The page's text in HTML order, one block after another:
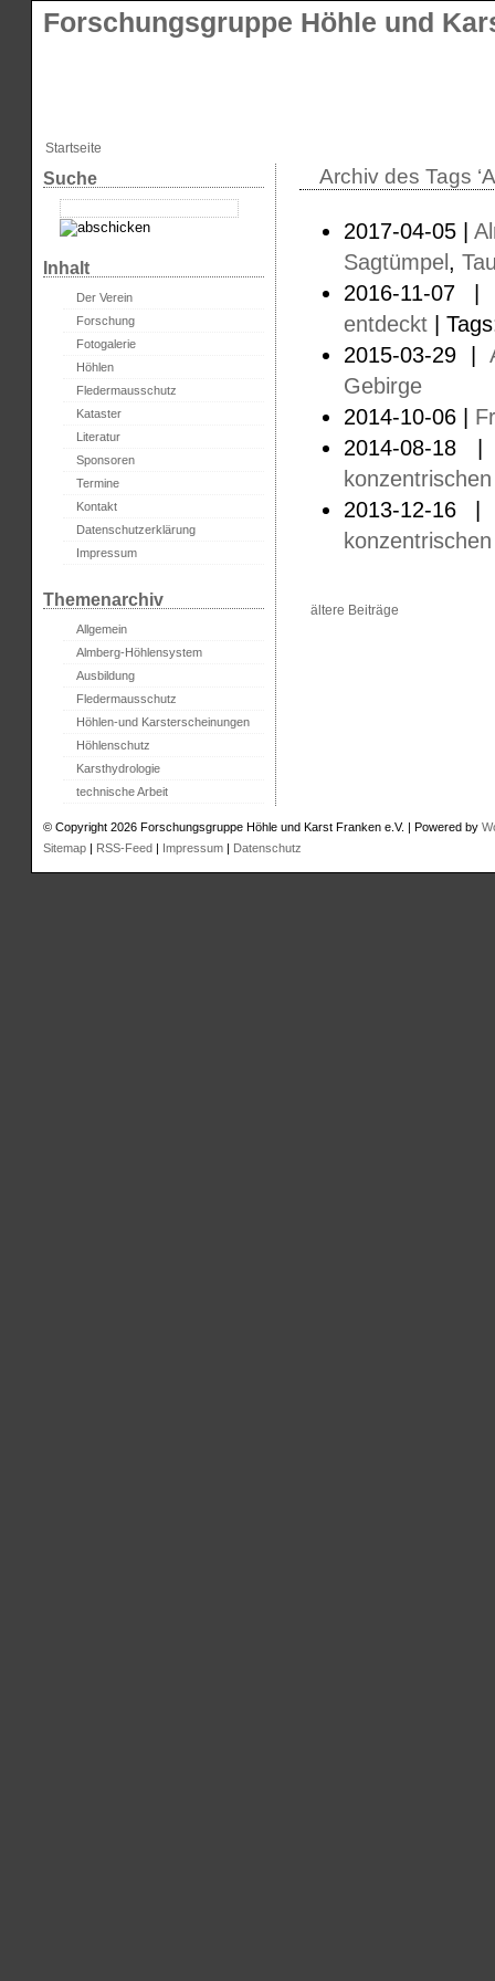
Forschungsgruppe Höhle und
Startseite
Archiv des Tags
2017-04-05 |
Sagtümpel,
2016-11-07
entdeckt |
2015-03-29 |
Gebirge
2014-10-06 |
2014-08-18
2013-12-16
ältere Beiträge
Suche
Inhalt
Der Verein
Forschung
Fotogalerie
Höhlen
Fledermausschutz
Kataster
Literatur
Sponsoren
Termine
Kontakt
Datenschutzerklärung
Impressum
Themenarchiv
Allgemein
Almberg-Höhlensystem
Ausbildung
Fledermausschutz
Höhlen-und Karsterscheinungen
Höhlenschutz
Karsthydrologie
technische Arbeit
© Copyright 2026 Forschungsgruppe Höhle und Karst Franken e.V. | Powered by
Sitemap | RSS-Feed | Impressum | Datenschutz